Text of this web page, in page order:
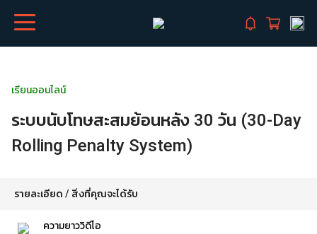
เรียนออนไลน์
ระบบนับโทษสะสมย้อนหลัง 30 วัน (30-Day
Rolling Penalty System)
รายละเอียด / สิ่งที่คุณจะได้รับ
ความยาววิดีโอ